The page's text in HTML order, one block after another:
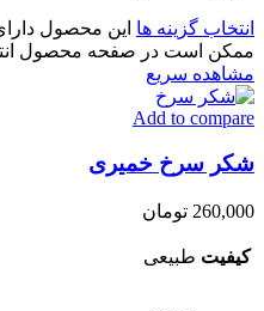
انتخاب گزینه ها این محصول
ممکن است در صفحه محصول
مشاهده سریع
Add to compare
شکر سرخ خمیری
260,000 تومان
کیفیت طبیعی